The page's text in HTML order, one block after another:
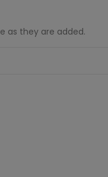
as they are added.